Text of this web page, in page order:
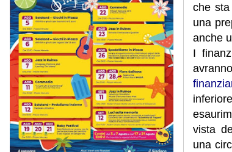
che
una
anche
I
vista
una